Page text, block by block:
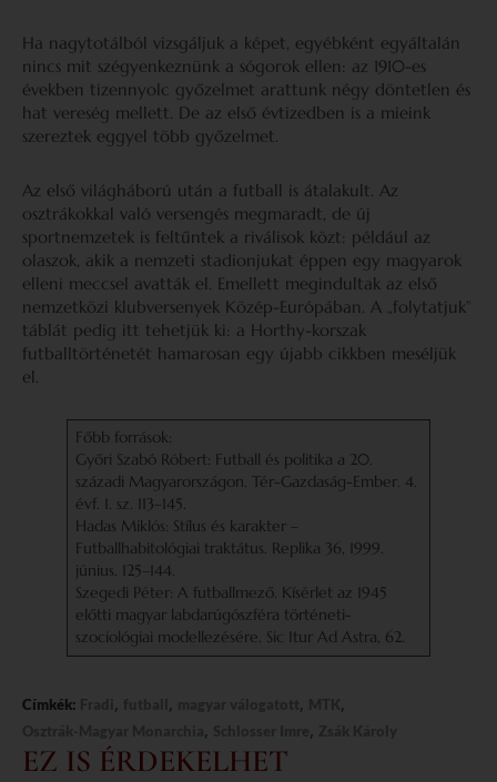
Ha nagytotálból vizsgáljuk a képet, egyébként egyáltalán
nincs mit szégyenkeznünk a sógorok ellen: az 1910-es
években tizennyolc győzelmet arattunk négy döntetlen és
hat vereség mellett. De az első évtizedben is a mieink
szereztek eggyel több győzelmet.
Az első világháború után a futball is átalakult. Az
osztrákokkal való versengés megmaradt, de új
sportnemzetek is feltűntek a riválisok közt: például az
olaszok, akik a nemzeti stadionjukat éppen egy magyarok
elleni meccsel avatták el. Emellett megindultak az első
nemzetközi klubversenyek Közép-Európában. A „folytatjuk”
táblát pedig itt tehetjük ki: a Horthy-korszak
futballtörténetét hamarosan egy újabb cikkben meséljük
el.
Főbb források:
Győri Szabó Róbert: Futball és politika a 20.
századi Magyarországon. Tér-Gazdaság-Ember. 4.
évf. 1. sz. 113–145.
Hadas Miklós: Stílus és karakter –
Futballhabitológiai traktátus. Replika 36, 1999.
június. 125–144.
Szegedi Péter: A futballmező. Kísérlet az 1945
előtti magyar labdarúgószféra történeti-
szociológiai modellezésére. Sic Itur Ad Astra, 62.
Címkék: , , , ,
, ,
EZ IS ÉRDEKELHET